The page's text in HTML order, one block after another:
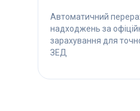
Автоматичний
надходжень за
зарахування для
ЗЕД